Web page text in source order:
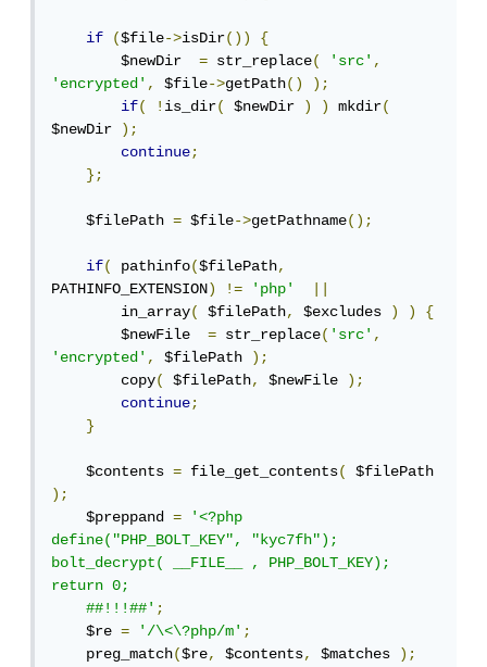
if ($file->isDir())
{
        $newDir
= str_replace( 'src',
'encrypted', $file->getPath()
);
if( !is_dir( $newDir ) ) mkdir(
$newDir );
continue;
};
    $filePath
= $file->getPathname();
if( pathinfo($filePath,
PATHINFO_EXTENSION) != 'php'
        in_array
( $filePath, $excludes ) )
{
        $newFile
= str_replace('src',
'encrypted', $filePath );
        copy
( $filePath, $newFile );
continue;
}
    $contents
= file_get_contents(
);
    $preppand
=
'<?php
define("PHP_BOLT_KEY", "kyc7fh");
bolt_decrypt( __FILE__ , PHP_BOLT_KEY);
return 0;
    ##!!!##'
;
    $re
= '/\<\?php/m';
    preg_match
($re, $contents, $matches );